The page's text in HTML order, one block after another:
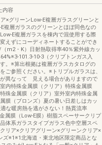
内容
×グリーンLow-E複層ガラスグリーンと
複層ガラスのグリーンとほぼ同色なの
E複層ガラスを棟内で混使用する際
えずにコーディネートすることができ
m2・K）日射熱取得率40％紫外線カッ
101.3-10-3（クリプトンガス入
。※算出根拠は複層ガラスカタログの
ご参照ください。※トリプルガラスは、
異なって 見える場合がありますので
内特殊金属膜（クリア）特殊金属膜
殊金属膜（クリア）室外室内特殊金属
膜（ブロンズ）夏の暑い日差しはカッ
な暖房熱を逃がさない！熱貫流率
属膜（Low-E膜）樹脂スペーサークリプ
体系ガラスタイプガラス色中空層スペ
リア×クリアグリーン×グリーンクリア×
ズ※1※1北海道・東北地区限定商品とな